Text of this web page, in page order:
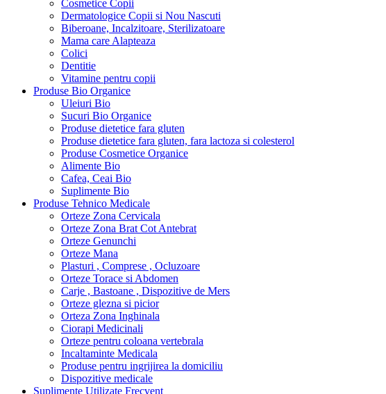
Cosmetice Copii
Dermatologice Copii si Nou Nascuti
Biberoane, Incalzitoare, Sterilizatoare
Mama care Alapteaza
Colici
Dentitie
Vitamine pentru copii
Produse Bio Organice
Uleiuri Bio
Sucuri Bio Organice
Produse dietetice fara gluten
Produse dietetice fara gluten, fara lactoza si colesterol
Produse Cosmetice Organice
Alimente Bio
Cafea, Ceai Bio
Suplimente Bio
Produse Tehnico Medicale
Orteze Zona Cervicala
Orteze Zona Brat Cot Antebrat
Orteze Genunchi
Orteze Mana
Plasturi , Comprese , Ocluzoare
Orteze Torace si Abdomen
Carje , Bastoane , Dispozitive de Mers
Orteze glezna si picior
Orteza Zona Inghinala
Ciorapi Medicinali
Orteze pentru coloana vertebrala
Incaltaminte Medicala
Produse pentru ingrijirea la domiciliu
Dispozitive medicale
Suplimente Utilizate Frecvent